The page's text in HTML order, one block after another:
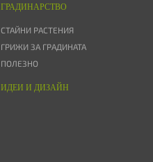
ГРАДИНАРСТВО
СТАЙНИ РАСТЕНИЯ
ГРИЖИ ЗА ГРАДИНАТА
ПОЛЕЗНО
ИДЕИ И ДИЗАЙН